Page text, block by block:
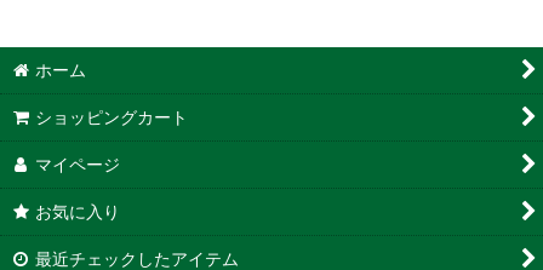
ホーム
ショッピングカート
マイページ
お気に入り
最近チェックしたアイテム